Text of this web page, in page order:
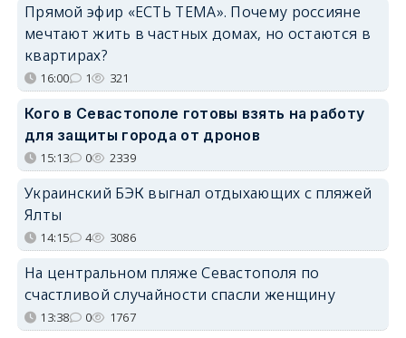
Прямой эфир «ЕСТЬ ТЕМА». Почему россияне
мечтают жить в частных домах, но остаются в
квартирах?
16:00 1 321
Кого в Севастополе готовы взять на работу
для защиты города от дронов
15:13 0 2339
Украинский БЭК выгнал отдыхающих с пляжей
Ялты
14:15 4 3086
На центральном пляже Севастополя по
счастливой случайности спасли женщину
13:38 0 1767